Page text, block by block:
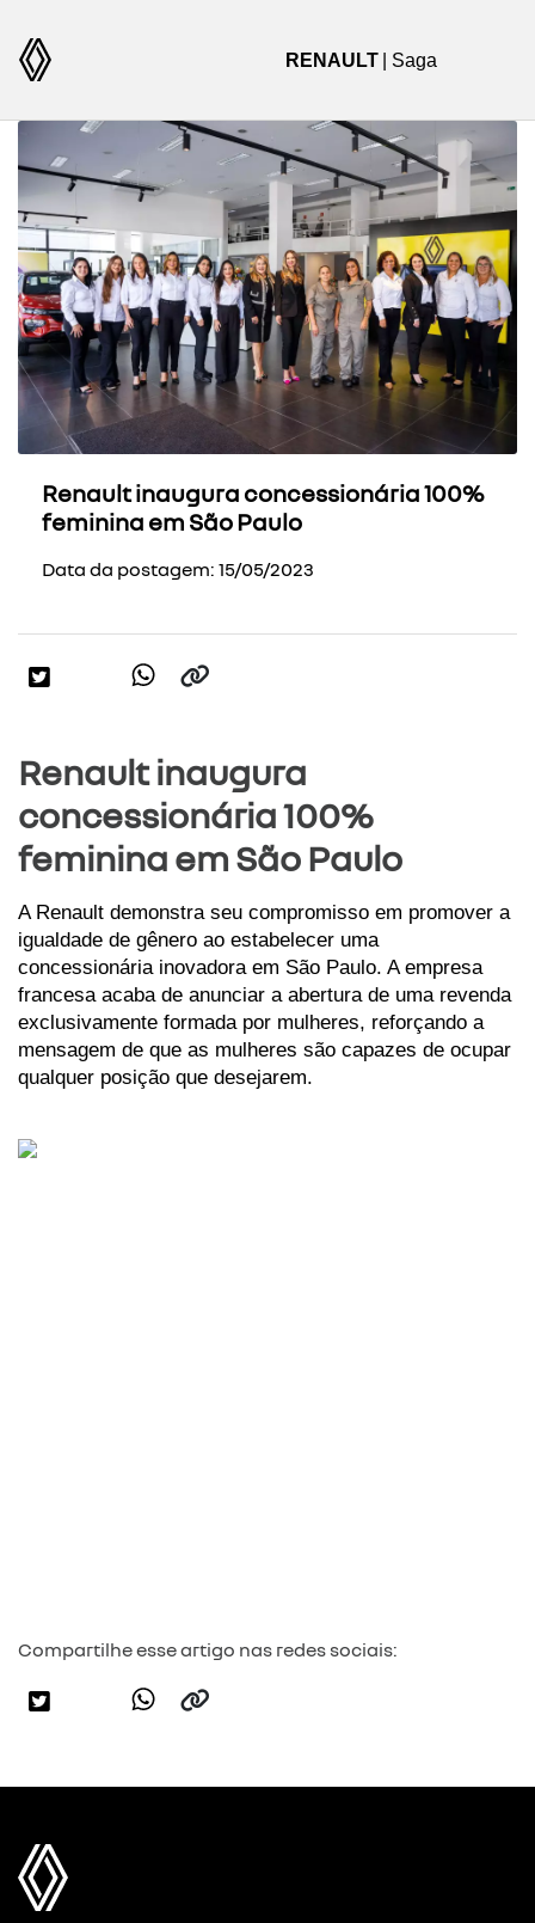
RENAULT | Saga
Renault inaugura concessionária 100%
feminina em São Paulo
Data da postagem: 15/05/2023
Renault inaugura
concessionária 100%
feminina em São Paulo
A Renault demonstra seu compromisso em promover a
igualdade de gênero ao estabelecer uma
concessionária inovadora em São Paulo. A empresa
francesa acaba de anunciar a abertura de uma revenda
exclusivamente formada por mulheres, reforçando a
mensagem de que as mulheres são capazes de ocupar
qualquer posição que desejarem.
Compartilhe esse artigo nas redes sociais: